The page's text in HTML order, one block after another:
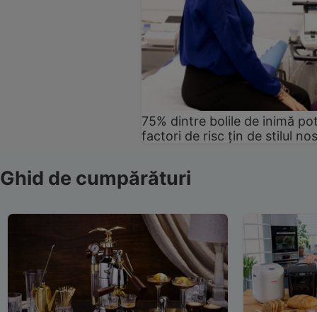
75% dintre bolile de inimă
factori de risc țin de stilul
Ghid de cumpărături